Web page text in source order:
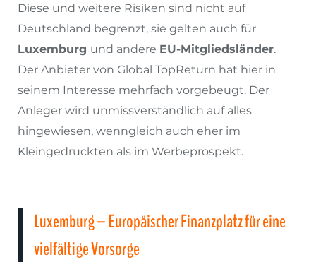
Diese und weitere Risiken sind nicht auf
Deutschland begrenzt, sie gelten auch für
Luxemburg und andere EU-Mitgliedsländer.
Der Anbieter von Global TopReturn hat hier in
seinem Interesse mehrfach vorgebeugt. Der
Anleger wird unmissverständlich auf alles
hingewiesen, wenngleich auch eher im
Kleingedruckten als im Werbeprospekt.
Luxemburg – Europäischer Finanzplatz für eine
vielfältige Vorsorge